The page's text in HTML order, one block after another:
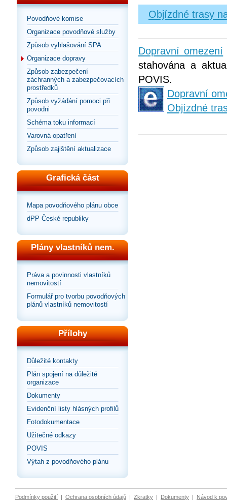
Povodňové komise
Organizace povodňové služby
Způsob vyhlašování SPA
Organizace dopravy
Způsob zabezpečení
záchranných a zabezpečovacích
prostředků
Způsob vyžádání pomoci při
povodni
Schéma toku informací
Varovná opatření
Způsob zajištění aktualizace
Grafická část
Mapa povodňového plánu obce
dPP České republiky
Plány vlastníků nem.
Práva a povinnosti vlastníků
nemovitostí
Formulář pro tvorbu povodňových
plánů vlastníků nemovitostí
Přílohy
Důležité kontakty
Plán spojení na důležité
organizace
Dokumenty
Evidenční listy hlásných profilů
Fotodokumentace
Užitečné odkazy
POVIS
Výtah z povodňového plánu
Objízdné trasy
Dopravní omezení
stahována a
POVIS.
Dopravní
Objízdné
Podmínky použití | Ochrana osobních údajů | Zkratky | Dokumenty | Návod k